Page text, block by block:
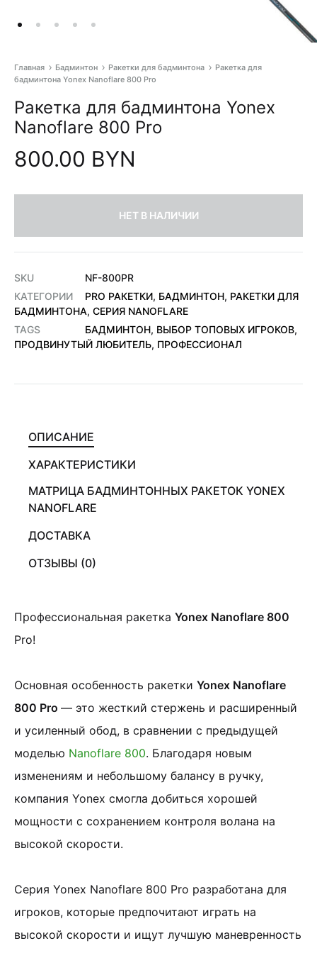
Главная Бадминтон Ракетки для бадминтона
Ракетка для
бадминтона Yonex Nanoflare 800 Pro
Ракетка для бадминтона Yonex
Nanoflare 800 Pro
800.00 BYN
НЕТ В НАЛИЧИИ
SKU
NF-800PR
КАТЕГОРИИ
PRO РАКЕТКИ, БАДМИНТОН, РАКЕТКИ ДЛЯ
БАДМИНТОНА, СЕРИЯ NANOFLARE
TAGS
БАДМИНТОН, ВЫБОР ТОПОВЫХ ИГРОКОВ,
ПРОДВИНУТЫЙ ЛЮБИТЕЛЬ, ПРОФЕССИОНАЛ
ОПИСАНИЕ
ХАРАКТЕРИСТИКИ
МАТРИЦА БАДМИНТОННЫХ РАКЕТОК YONEX
NANOFLARE
ДОСТАВКА
ОТЗЫВЫ (0)
Профессиональная ракетка Yonex Nanoflare 800
Pro!
Основная особенность ракетки Yonex Nanoflare
800 Pro — это жесткий стержень и расширенный
и усиленный обод, в сравнении с предыдущей
моделью Nanoflare 800. Благодаря новым
изменениям и небольшому балансу в ручку,
компания Yonex смогла добиться хорошей
мощности с сохранением контроля волана на
высокой скорости.
Серия Yonex Nanoflare 800 Pro разработана для
игроков, которые предпочитают играть на
высокой скорости и ищут лучшую маневренность